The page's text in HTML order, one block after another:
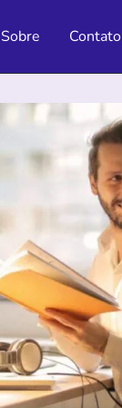
Sobre Contato